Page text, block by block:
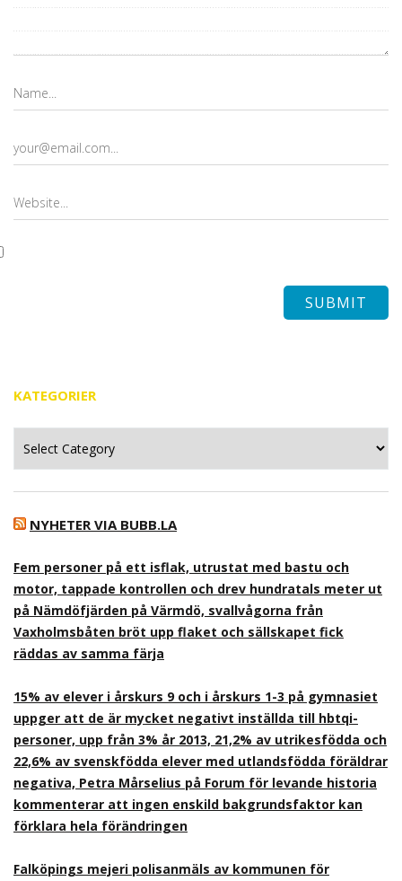
KATEGORIER
NYHETER VIA BUBB.LA
Fem personer på ett isflak, utrustat med bastu och
motor, tappade kontrollen och drev hundratals meter ut
på Nämdöfjärden på Värmdö, svallvågorna från
Vaxholmsbåten bröt upp flaket och sällskapet fick
räddas av samma färja
15% av elever i årskurs 9 och i årskurs 1-3 på gymnasiet
uppger att de är mycket negativt inställda till hbtqi-
personer, upp från 3% år 2013, 21,2% av utrikesfödda och
22,6% av svenskfödda elever med utlandsfödda föräldrar
negativa, Petra Mårselius på Forum för levande historia
kommenterar att ingen enskild bakgrundsfaktor kan
förklara hela förändringen
Falköpings mejeri polisanmäls av kommunen för